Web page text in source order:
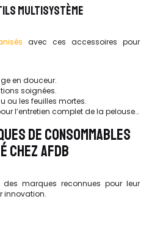
MULTISYSTÈME
avec ces accessoires pour
en douceur.
soignées.
ou les feuilles mortes.
l’entretien complet de la pelouse…
DE CONSOMMABLES
CHEZ AFDB
des marques reconnues pour leur
innovation.